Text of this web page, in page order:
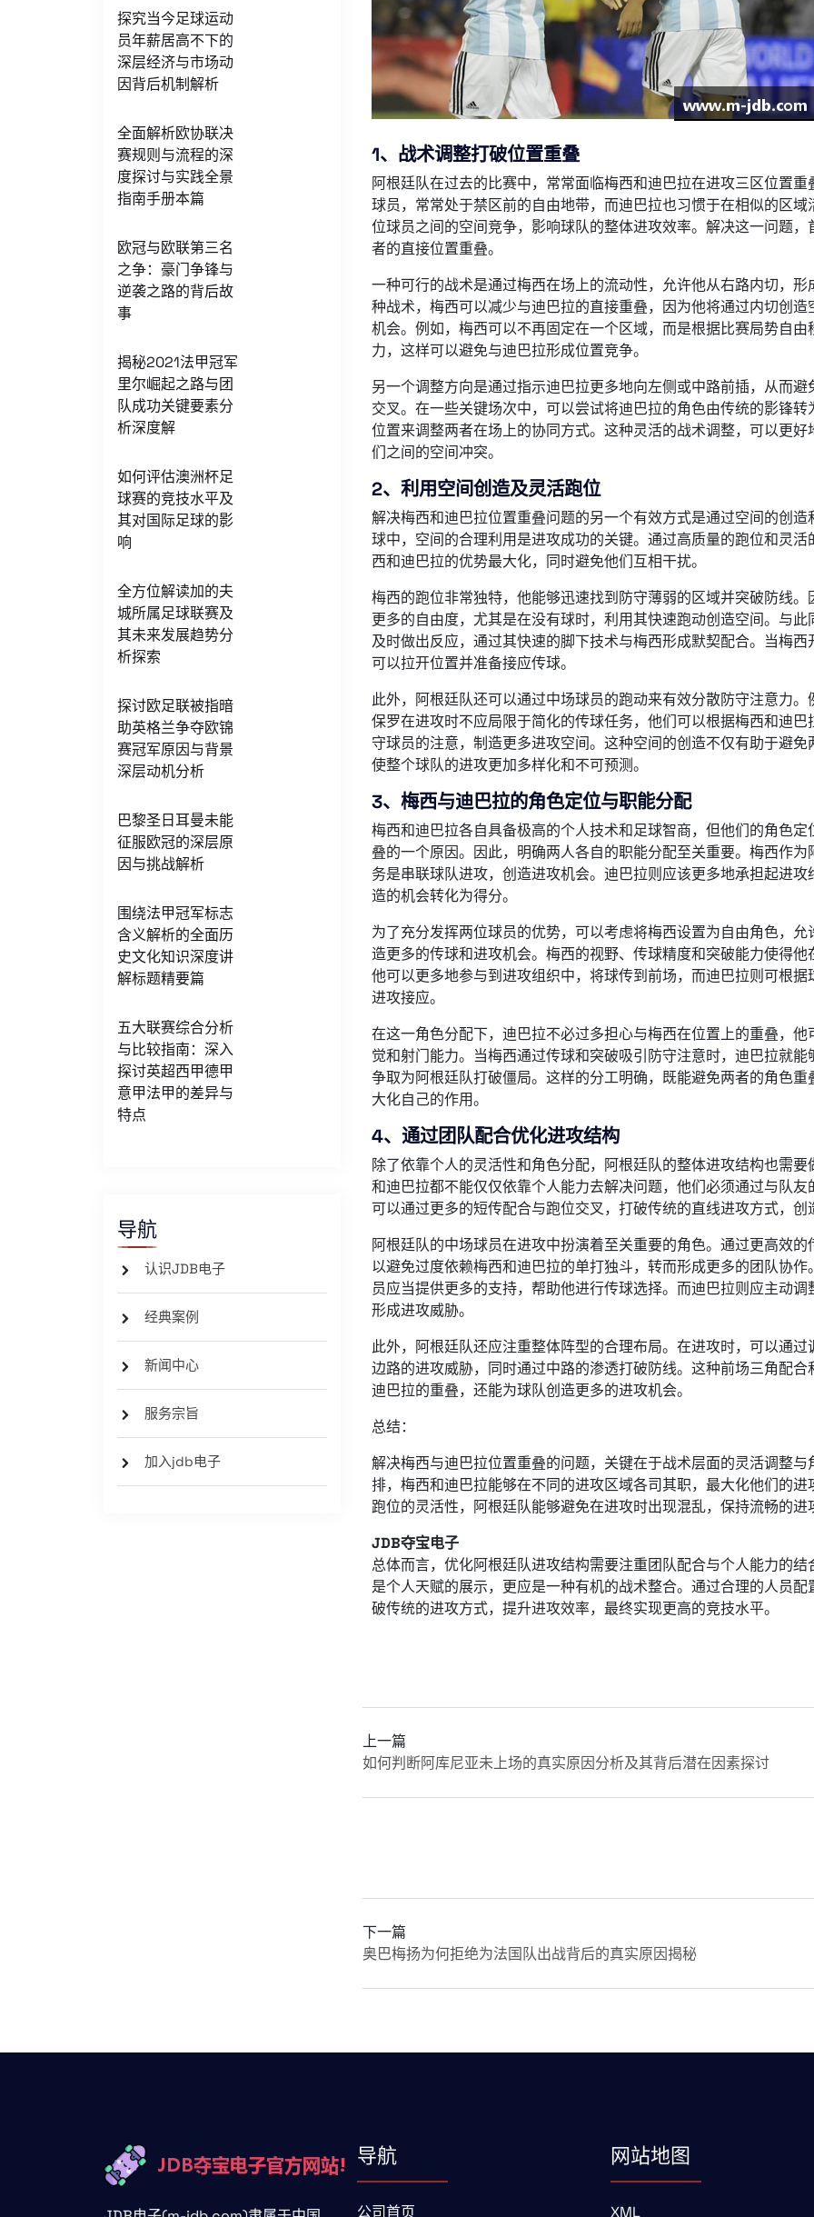
探究当今足球运动
员年薪居高不下的
深层经济与市场动
因背后机制解析
全面解析欧协联决
赛规则与流程的深
度探讨与实践全景
指南手册本篇
欧冠与欧联第三名
之争：豪门争锋与
逆袭之路的背后故
事
揭秘2021法甲冠军
里尔崛起之路与团
队成功关键要素分
析深度解
如何评估澳洲杯足
球赛的竞技水平及
其对国际足球的影
响
全方位解读加的夫
城所属足球联赛及
其未来发展趋势分
析探索
探讨欧足联被指暗
助英格兰争夺欧锦
赛冠军原因与背景
深层动机分析
巴黎圣日耳曼未能
征服欧冠的深层原
因与挑战解析
围绕法甲冠军标志
含义解析的全面历
史文化知识深度讲
解标题精要篇
五大联赛综合分析
与比较指南：深入
探讨英超西甲德甲
意甲法甲的差异与
特点
导航
认识JDB电子
经典案例
新闻中心
服务宗旨
加入jdb电子
1、战术调整打破位置重叠
阿根廷队在过去的比赛中，常常面临梅西和迪巴拉在进攻三区位置
球员，常常处于禁区前的自由地带，而迪巴拉也习惯于在相似的区
位球员之间的空间竞争，影响球队的整体进攻效率。解决这一问题
者的直接位置重叠。
一种可行的战术是通过梅西在场上的流动性，允许他从右路内切，
种战术，梅西可以减少与迪巴拉的直接重叠，因为他将通过内切创
机会。例如，梅西可以不再固定在一个区域，而是根据比赛局势自
力，这样可以避免与迪巴拉形成位置竞争。
另一个调整方向是通过指示迪巴拉更多地向左侧或中路前插，从而
交叉。在一些关键场次中，可以尝试将迪巴拉的角色由传统的影锋
位置来调整两者在场上的协同方式。这种灵活的战术调整，可以更
们之间的空间冲突。
2、利用空间创造及灵活跑位
解决梅西和迪巴拉位置重叠问题的另一个有效方式是通过空间的创
球中，空间的合理利用是进攻成功的关键。通过高质量的跑位和灵
西和迪巴拉的优势最大化，同时避免他们互相干扰。
梅西的跑位非常独特，他能够迅速找到防守薄弱的区域并突破防线
更多的自由度，尤其是在没有球时，利用其快速跑动创造空间。与
及时做出反应，通过其快速的脚下技术与梅西形成默契配合。当梅
可以拉开位置并准备接应传球。
此外，阿根廷队还可以通过中场球员的跑动来有效分散防守注意力
保罗在进攻时不应局限于简化的传球任务，他们可以根据梅西和迪
守球员的注意，制造更多进攻空间。这种空间的创造不仅有助于避
使整个球队的进攻更加多样化和不可预测。
3、梅西与迪巴拉的角色定位与职能分配
梅西和迪巴拉各自具备极高的个人技术和足球智商，但他们的角色
叠的一个原因。因此，明确两人各自的职能分配至关重要。梅西作
务是串联球队进攻，创造进攻机会。迪巴拉则应该更多地承担起进
造的机会转化为得分。
为了充分发挥两位球员的优势，可以考虑将梅西设置为自由角色，
造更多的传球和进攻机会。梅西的视野、传球精度和突破能力使得
他可以更多地参与到进攻组织中，将球传到前场，而迪巴拉则可根
进攻接应。
在这一角色分配下，迪巴拉不必过多担心与梅西在位置上的重叠，
觉和射门能力。当梅西通过传球和突破吸引防守注意时，迪巴拉就
争取为阿根廷队打破僵局。这样的分工明确，既能避免两者的角色
大化自己的作用。
4、通过团队配合优化进攻结构
除了依靠个人的灵活性和角色分配，阿根廷队的整体进攻结构也需
和迪巴拉都不能仅仅依靠个人能力去解决问题，他们必须通过与队
可以通过更多的短传配合与跑位交叉，打破传统的直线进攻方式，创
阿根廷队的中场球员在进攻中扮演着至关重要的角色。通过更高效
以避免过度依赖梅西和迪巴拉的单打独斗，转而形成更多的团队协
员应当提供更多的支持，帮助他进行传球选择。而迪巴拉则应主动
形成进攻威胁。
此外，阿根廷队还应注重整体阵型的合理布局。在进攻时，可以通
边路的进攻威胁，同时通过中路的渗透打破防线。这种前场三角配
迪巴拉的重叠，还能为球队创造更多的进攻机会。
总结：
解决梅西与迪巴拉位置重叠的问题，关键在于战术层面的灵活调整
排，梅西和迪巴拉能够在不同的进攻区域各司其职，最大化他们的
跑位的灵活性，阿根廷队能够避免在进攻时出现混乱，保持流畅的进
JDB夺宝电子
总体而言，优化阿根廷队进攻结构需要注重团队配合与个人能力的
是个人天赋的展示，更应是一种有机的战术整合。通过合理的人员
破传统的进攻方式，提升进攻效率，最终实现更高的竞技水平。
上一篇
如何判断阿库尼亚未上场的真实原因分析及其背后潜在因素探讨
下一篇
奥巴梅扬为何拒绝为法国队出战背后的真实原因揭秘
导航
公司首页
网站地图
XML